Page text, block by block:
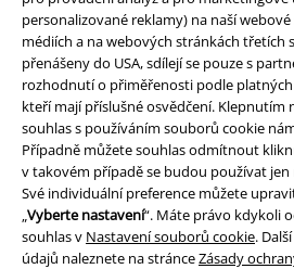
personalizované reklamy) na naší
médiích a na webových stránkách třetích
přenášeny do USA, sdílejí se pouze s
rozhodnutí o přiměřenosti podle
kteří mají příslušné osvědčení. Klepnutím
souhlas s používáním souborů cookie
Případně můžete souhlas odmítnout
v takovém případě se budou používat
Své individuální preference můžete
„Vyberte nastavení“. Máte právo kdykoli
souhlas v Nastavení souborů cookie.
údajů naleznete na stránceZásady
A Warner Music